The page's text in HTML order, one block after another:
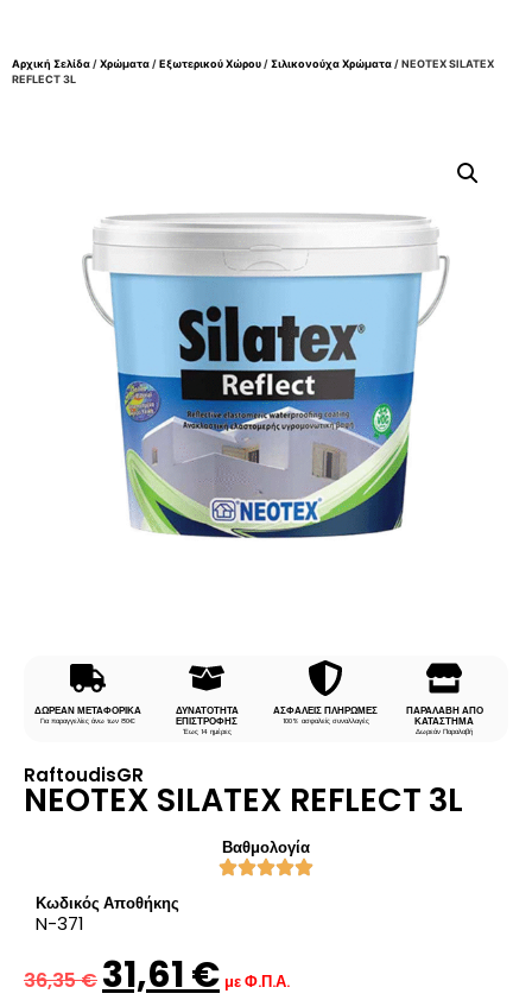
Αρχική Σελίδα/Χρώματα/Εξωτερικού Χώρου/Σιλικονούχα Χρώματα/ NEOTEX SILATEX
REFLECT 3L
ΔΩΡΕΑΝ ΜΕΤΑΦΟΡΙΚΑ
Για παραγγελίες άνω των 80€
ΔΥΝΑΤΟΤΗΤΑ
ΕΠΙΣΤΡΟΦΗΣ
Έως 14 ημέρες
ΑΣΦΑΛΕΙΣ ΠΛΗΡΩΜΕΣ
100% ασφαλείς συναλλαγές
ΠΑΡΑΛΑΒΗ ΑΠΟ
ΚΑΤΑΣΤΗΜΑ
Δωρεάν Παραλαβή
RaftoudisGR
NEOTEX SILATEX REFLECT 3L
Βαθμολογία
Κωδικός Αποθήκης
N-371
36,35€ 31,61€ με Φ.Π.Α.